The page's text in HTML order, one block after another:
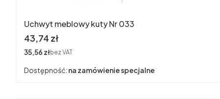
Uchwyt meblowy kuty Nr 033
Cena
43,74 zł
Cena
35,56 złbez VAT
Dostępność: na zamówienie specjalne